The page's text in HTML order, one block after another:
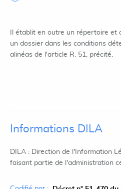
Il établit en outre un répertoire
un dossier dans les conditions
alinéas de l'article R. 51, précité.
Informations DILA
DILA : Direction de l'Information
faisant partie de l'administration